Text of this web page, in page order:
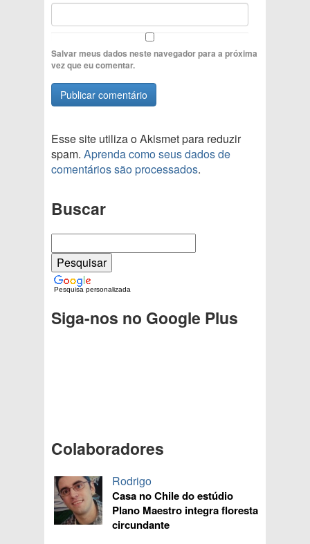
Salvar meus dados neste navegador para a próxima
vez que eu comentar.
Esse site utiliza o Akismet para reduzir
spam. Aprenda como seus dados de
comentários são processados.
Buscar
Pesquisa personalizada
Siga-nos no Google Plus
Colaboradores
Rodrigo
Casa no Chile do estúdio
Plano Maestro integra floresta
circundante